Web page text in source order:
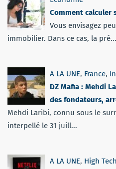
Comment calculer
Vous envisagez
immobilier. Dans ce cas, la pré...
A LA UNE, France,
DZ Mafia : Mehdi
des fondateurs,
Mehdi Laribi, connu sous le
interpellé le 31 juill...
A LA UNE, High Tech